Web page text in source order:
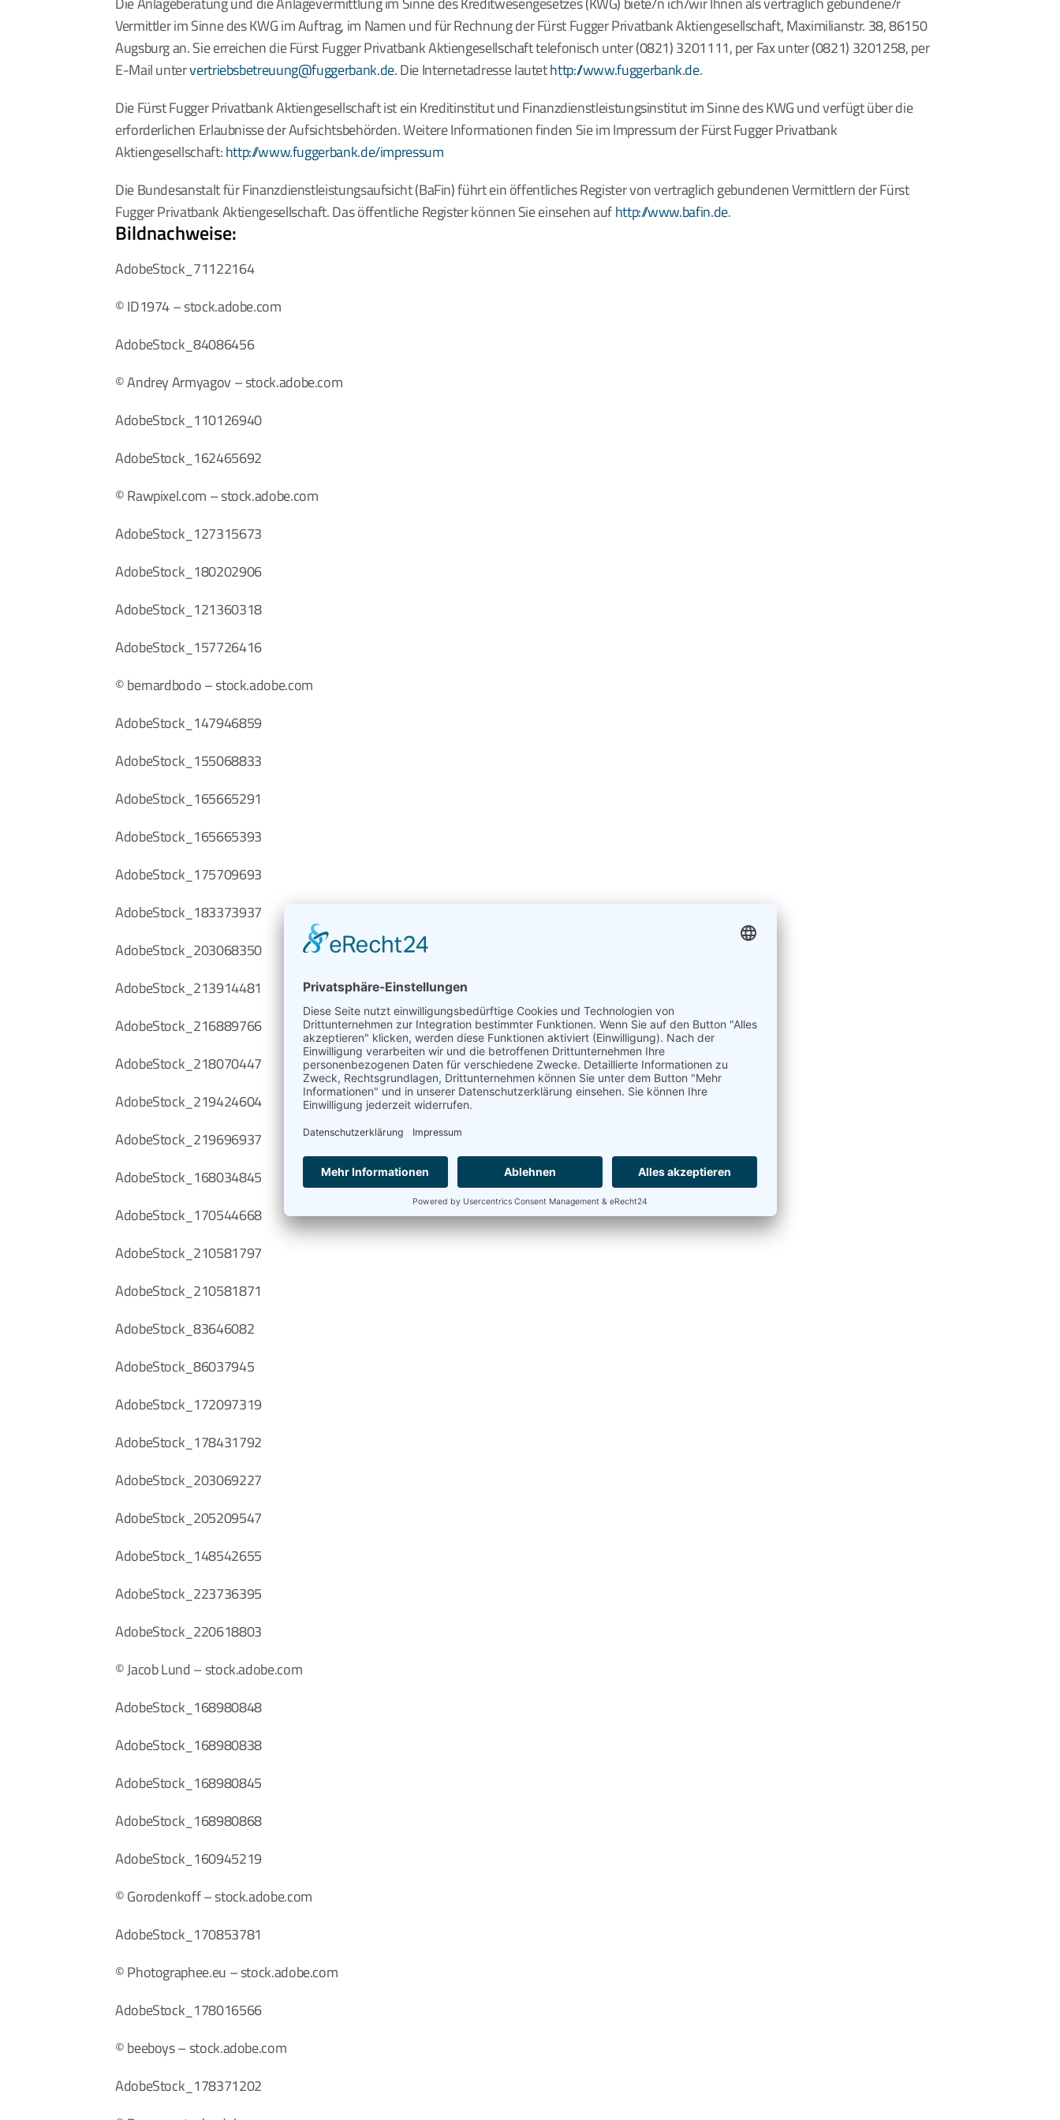
Vermittler im Sinne des KWG im Auftrag, im Namen und für Rechnung der Fürst Fugger Privatbank Aktiengesellschaft, Maximilianstr. 38, 86150
Augsburg an. Sie erreichen die Fürst Fugger Privatbank Aktiengesellschaft telefonisch unter (0821) 3201111, per Fax unter (0821) 3201258, per
E-Mail unter vertriebsbetreuung@fuggerbank.de. Die Internetadresse lautet http://www.fuggerbank.de.
Die Fürst Fugger Privatbank Aktiengesellschaft ist ein Kreditinstitut und Finanzdienstleistungsinstitut im Sinne des KWG und verfügt über die
erforderlichen Erlaubnisse der Aufsichtsbehörden. Weitere Informationen finden Sie im Impressum der Fürst Fugger Privatbank
Aktiengesellschaft: http://www.fuggerbank.de/impressum
Die Bundesanstalt für Finanzdienstleistungsaufsicht (BaFin) führt ein öffentliches Register von vertraglich gebundenen Vermittlern der Fürst
Fugger Privatbank Aktiengesellschaft. Das öffentliche Register können Sie einsehen auf http://www.bafin.de.
Bildnachweise:
AdobeStock_71122164
© ID1974 – stock.adobe.com
AdobeStock_84086456
© Andrey Armyagov – stock.adobe.com
AdobeStock_110126940
AdobeStock_162465692
© Rawpixel.com – stock.adobe.com
AdobeStock_127315673
AdobeStock_180202906
AdobeStock_121360318
AdobeStock_157726416
© bernardbodo – stock.adobe.com
AdobeStock_147946859
AdobeStock_155068833
AdobeStock_165665291
AdobeStock_165665393
AdobeStock_175709693
AdobeStock_183373937
AdobeStock_203068350
AdobeStock_213914481
AdobeStock_216889766
AdobeStock_218070447
AdobeStock_219424604
AdobeStock_219696937
AdobeStock_168034845
AdobeStock_170544668
AdobeStock_210581797
AdobeStock_210581871
AdobeStock_83646082
AdobeStock_86037945
AdobeStock_172097319
AdobeStock_178431792
AdobeStock_203069227
AdobeStock_205209547
AdobeStock_148542655
AdobeStock_223736395
AdobeStock_220618803
© Jacob Lund – stock.adobe.com
AdobeStock_168980848
AdobeStock_168980838
AdobeStock_168980845
AdobeStock_168980868
AdobeStock_160945219
© Gorodenkoff – stock.adobe.com
AdobeStock_170853781
© Photographee.eu – stock.adobe.com
AdobeStock_178016566
© beeboys – stock.adobe.com
AdobeStock_178371202